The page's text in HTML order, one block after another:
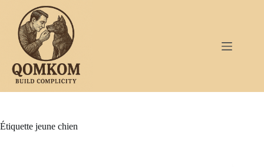
contenu
Étiquette jeune chien